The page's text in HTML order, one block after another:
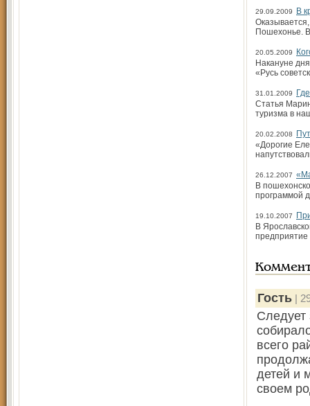
29.09.2009
В
Пошехонье.
20.05.2009
Накануне
«Русь
31.01.2009
Статья
туризма в
20.02.2008
«Дорогие
26.12.2007
В
программой
19.10.2007
В
предприятие
Гость |
всего
детей и
своем